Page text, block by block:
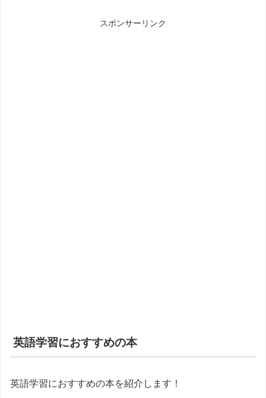
スポンサーリンク
英語学習におすすめの本
英語学習におすすめの本を紹介します！